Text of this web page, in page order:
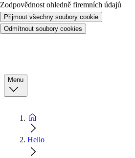
Zodpovědnost ohledně firemních údajů
Přijmout všechny soubory cookie
Odmítnout soubory cookies
Menu
Hello